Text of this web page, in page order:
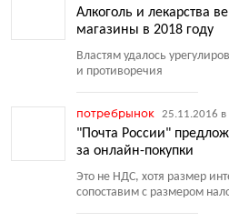
Алкоголь и лекарства
магазины в 2018 году
Властям удалось
и противоречия
потребрынок 25.11.2016 в
"Почта России"
за онлайн-покупки
Это не НДС, хотя размер
сопоставим с размером